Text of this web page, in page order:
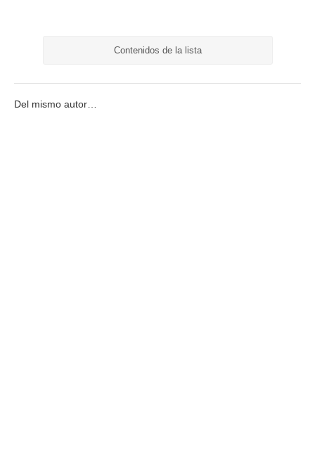
Contenidos de la lista
Del mismo autor…